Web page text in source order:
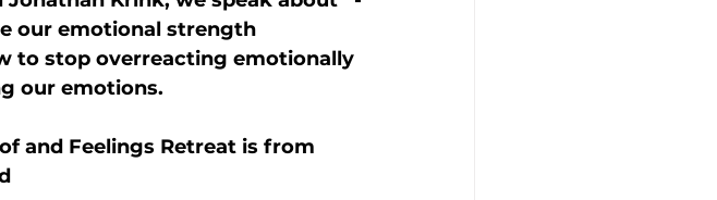
our emotional strength
to stop overreacting emotionally
our emotions.
and Feelings Retreat is from